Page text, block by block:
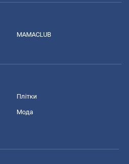
MAMACLUB
Плітки
Мода